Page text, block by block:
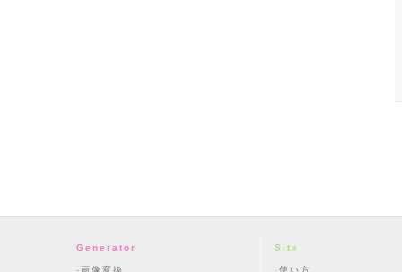
Generator
画像変換
Site
使い方